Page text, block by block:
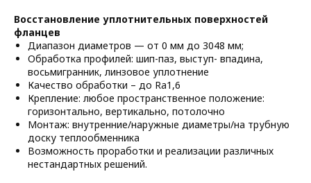
Восстановление уплотнительных поверхностей
фланцев
Диапазон диаметров — от 0 мм до 3048 мм;
Обработка профилей: шип-паз, выступ- впадина,
восьмигранник, линзовое уплотнение
Качество обработки – до Ra1,6
Крепление: любое пространственное положение:
горизонтально, вертикально, потолочно
Монтаж: внутренние/наружные диаметры/на трубную
доску теплообменника
Возможность проработки и реализации различных
нестандартных решений.